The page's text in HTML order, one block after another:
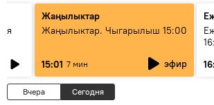
Жаңылыктар
Жаңылыктар. Чыгарылыш 15:00
15:01 7 мин эфир
Вчера Сегодня